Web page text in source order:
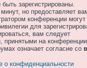
зарегистрированы.
минут, но предоставляет
конференции
для
вам следует
принятыми на
означает согласие со
о конфиденциальности